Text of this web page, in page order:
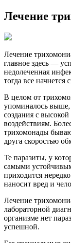
Лечение
Лечение
главное здесь —
недолеченная
тогда все начнется
В целом от
упоминалось
создания с
воздействиям.
трихомонады
друга скоростью
Те паразиты, у
самыми
приходится
наносит вред и
Лечение
лабораторной
организме нет
успешной.